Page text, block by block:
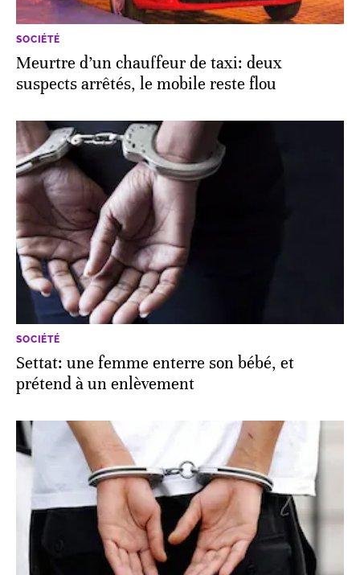
SOCIÉTÉ
Meurtre d’un chauffeur de taxi: deux
suspects arrêtés, le mobile reste flou
SOCIÉTÉ
Settat: une femme enterre son bébé, et
prétend à un enlèvement